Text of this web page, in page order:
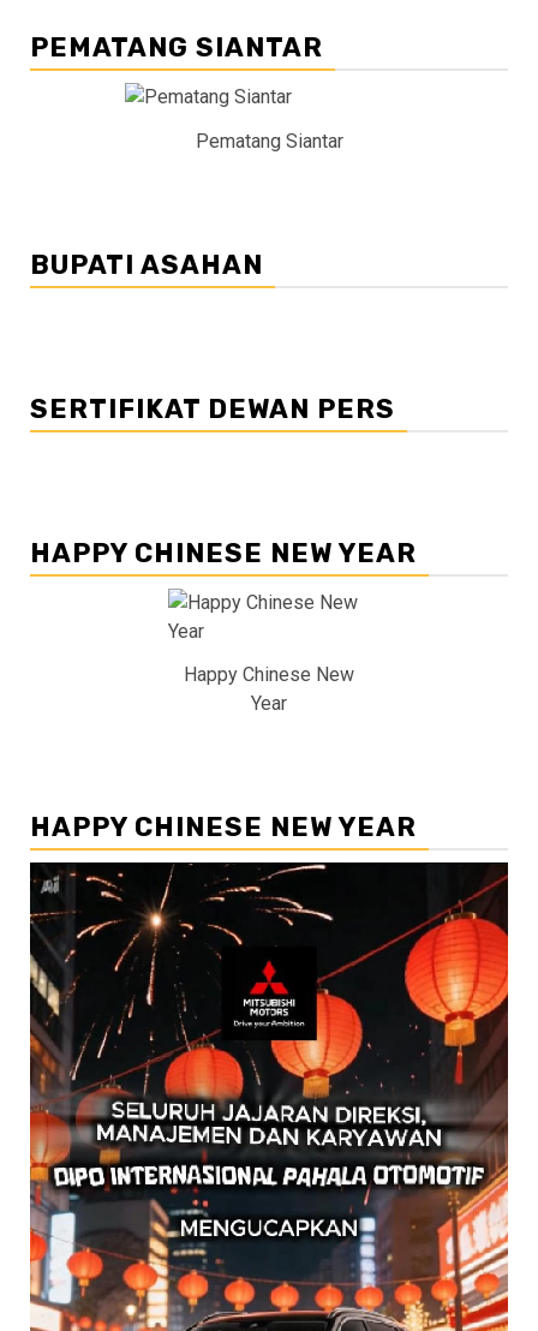
PEMATANG SIANTAR
Pematang Siantar
BUPATI ASAHAN
SERTIFIKAT DEWAN PERS
HAPPY CHINESE NEW YEAR
Happy Chinese New
Year
HAPPY CHINESE NEW YEAR